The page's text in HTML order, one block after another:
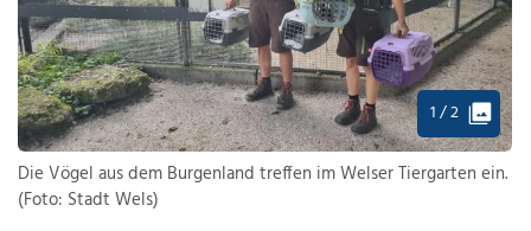
1 / 2
Die Vögel aus dem Burgenland treffen im Welser Tiergarten ein.
(Foto: Stadt Wels)